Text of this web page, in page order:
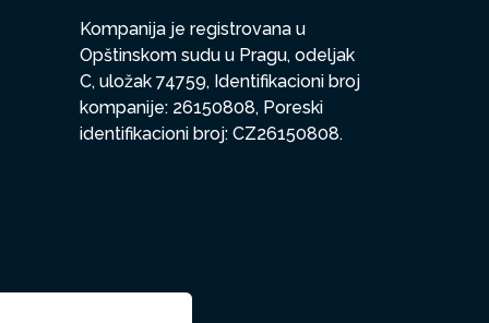
Kompanija je registrovana u
Opštinskom sudu u Pragu, odeljak
C, uložak 74759, Identifikacioni broj
kompanije: 26150808, Poreski
identifikacioni broj: CZ26150808.